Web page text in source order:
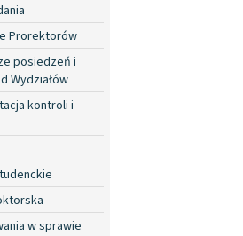
Prorektorów
posiedzeń i
Wydziałów
kontroli i
w sprawie